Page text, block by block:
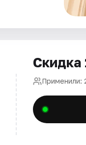
Скидка
Применили: